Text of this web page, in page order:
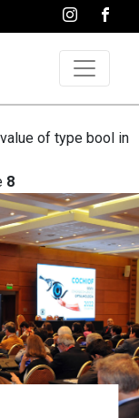
of type bool in
8